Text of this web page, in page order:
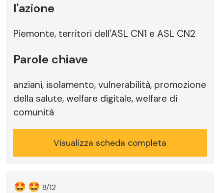
l'azione
Piemonte, territori dell'ASL CN1 e ASL CN2
Parole chiave
anziani, isolamento, vulnerabilità, promozione
della salute, welfare digitale, welfare di
comunità
Visualizza scheda completa
🤩 🤩 8/12